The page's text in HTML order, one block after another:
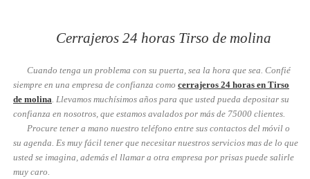
Cerrajeros 24 horas Tirso de molina
Cuando tenga un problema con su puerta, sea la hora que sea. Confié
siempre en una empresa de confianza como cerrajeros 24 horas en Tirso
de molina. Llevamos muchísimos años para que usted pueda depositar su
confianza en nosotros, que estamos avalados por más de 75000 clientes.
Procure tener a mano nuestro teléfono entre sus contactos del móvil o
su agenda. Es muy fácil tener que necesitar nuestros servicios mas de lo que
usted se imagina, además el llamar a otra empresa por prisas puede salirle
muy caro.